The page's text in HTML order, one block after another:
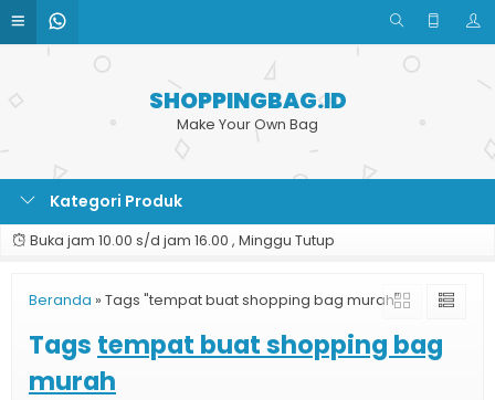
SHOPPINGBAG.ID
Make Your Own Bag
Kategori Produk
Buka jam 10.00 s/d jam 16.00 , Minggu Tutup
Beranda » Tags "tempat buat shopping bag murah"
Tags tempat buat shopping bag
murah